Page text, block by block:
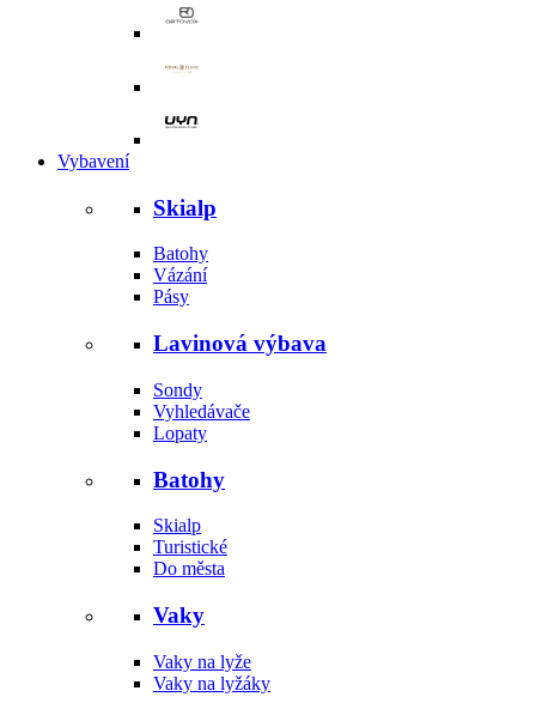
Vybavení
Skialp
Batohy
Vázání
Pásy
Lavinová výbava
Sondy
Vyhledávače
Lopaty
Batohy
Skialp
Turistické
Do města
Vaky
Vaky na lyže
Vaky na lyžáky